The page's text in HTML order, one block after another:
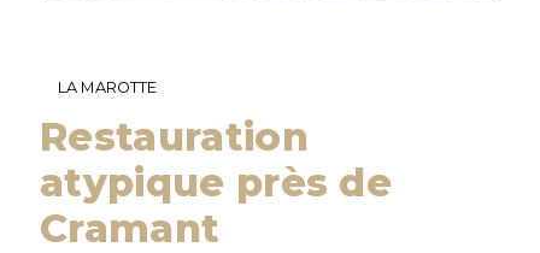
LA MAROTTE
restauration
atypique près de
Cramant